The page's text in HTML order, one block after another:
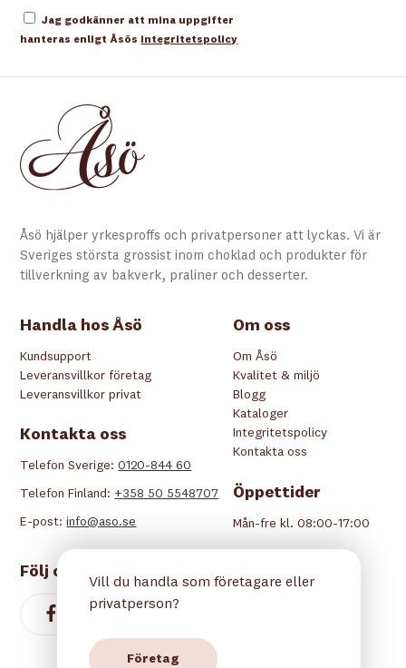
Jag godkänner att mina uppgifter
hanteras enligt Åsös integritetspolicy
Åsö hjälper yrkesproffs och privatpersoner att lyckas. Vi är
Sveriges största grossist inom choklad och produkter för
tillverkning av bakverk, praliner och desserter.
Om oss
Om Åsö
Kvalitet & miljö
Blogg
Kataloger
Integritetspolicy
Kontakta oss
Öppettider
Mån-fre kl. 08:00-17:00
Handla hos Åsö
Kundsupport
Leveransvillkor företag
Leveransvillkor privat
Kontakta oss
Telefon Sverige:0120-844 60
Telefon Finland: +358 50 5548707
E-post:info@aso.se
Följ oss
Vill du handla som företagare eller
privatperson?
Företag